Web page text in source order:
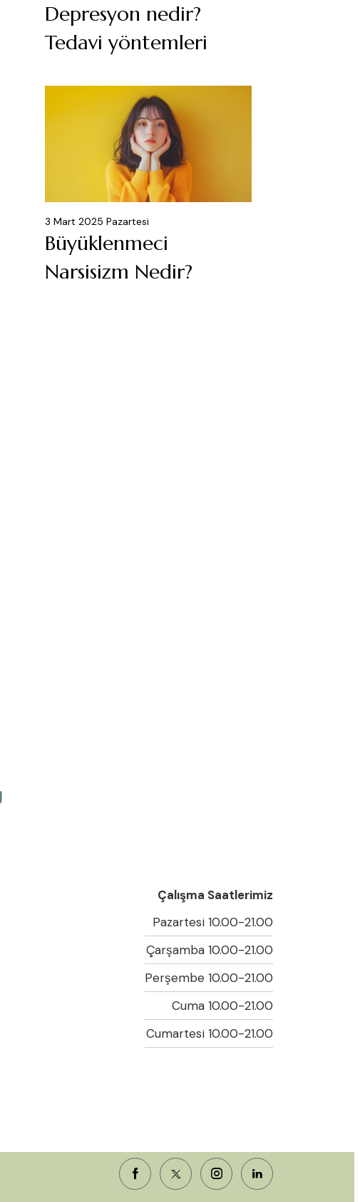
Depresyon nedir?
Tedavi yöntemleri
3 Mart 2025 Pazartesi
Büyüklenmeci
Narsisizm Nedir?
Çalışma Saatlerimiz
Pazartesi 10.00-21.00
Çarşamba 10.00-21.00
Perşembe 10.00-21.00
Cuma 10.00-21.00
Cumartesi 10.00-21.00